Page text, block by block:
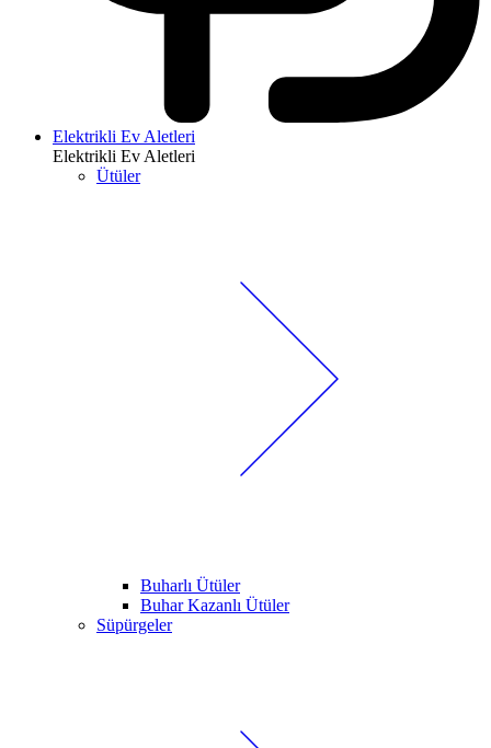
Elektrikli Ev Aletleri
Elektrikli Ev Aletleri
Ütüler
Buharlı Ütüler
Buhar Kazanlı Ütüler
Süpürgeler